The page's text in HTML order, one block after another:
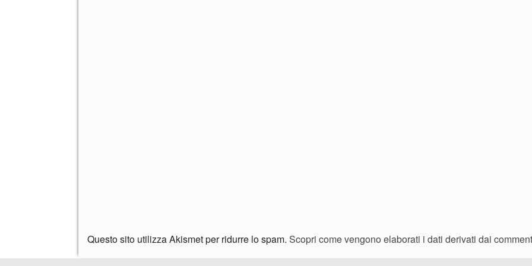
Questo sito utilizza Akismet per ridurre lo spam. Scopri come vengono elaborati i dati derivati dai